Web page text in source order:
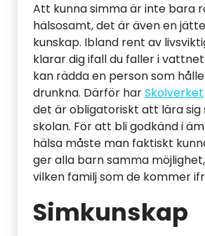
Att kunna simma är inte bara
hälsosamt, det är även en
kunskap. Ibland rent av
klarar dig ifall du faller i
kan rädda en person som
drunkna. Därför harSkolverket
det är obligatoriskt att lära sig
skolan. För att bli godkänd i
hälsa måste man faktiskt
ger alla barn samma
vilken familj som de kommer
Simkunskap